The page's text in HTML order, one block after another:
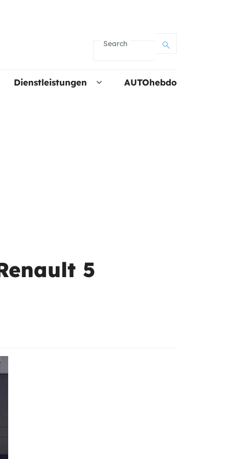
Search
Dienstleistungen AUTOhebdo
5